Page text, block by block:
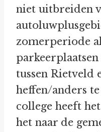
niet uitbreiden
zomerperiode
tussen Rietveld
heffen/anders
college heeft
het naar de